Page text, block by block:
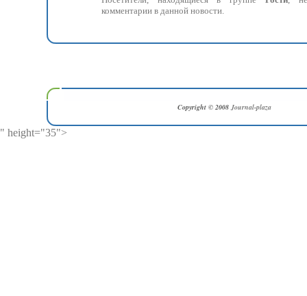
комментарии в данной новости.
Copyright © 2008Journal-plaza
" height="35">